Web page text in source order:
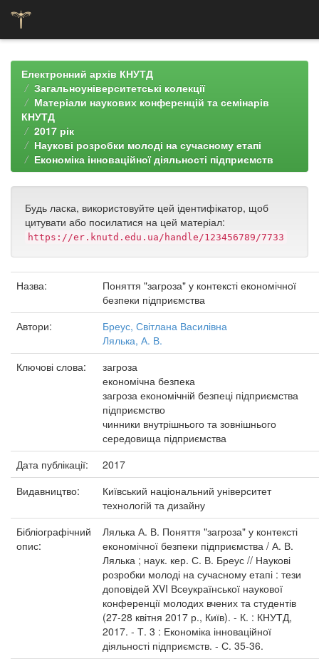
navigationЕлектронний архів КНУТД
Загальноуніверситетські колекції
Матеріали наукових конференцій та семінарів
КНУТД
2017 рік
Наукові розробки молоді на сучасному етапі
Економіка інноваційної діяльності підприємств
Будь ласка, використовуйте цей ідентифікатор, щоб
цитувати або посилатися на цей матеріал:
https://er.knutd.edu.ua/handle/123456789/7733
Назва:
Поняття "загроза" у контексті економічної
безпеки підприємства
Автори:
Бреус, Світлана Василівна
Лялька, А. В.
Ключові слова:
загроза
економічна безпека
загроза економічній безпеці підприємства
підприємство
чинники внутрішнього та зовнішнього
середовища підприємства
Дата публікації:
2017
Видавництво:
Київський національний університет
технологій та дизайну
Бібліографічний
опис:
Лялька А. В. Поняття "загроза" у контексті
економічної безпеки підприємства / А. В.
Лялька ; наук. кер. С. В. Бреус // Наукові
розробки молоді на сучасному етапі : тези
доповідей XVI Всеукраїнської наукової
конференції молодих вчених та студентів
(27-28 квітня 2017 р., Київ). - К. : КНУТД,
2017. - Т. 3 : Економіка інноваційної
діяльності підприємств. - С. 35-36.